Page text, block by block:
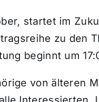
startet im
zu den
beginnt um
von älteren